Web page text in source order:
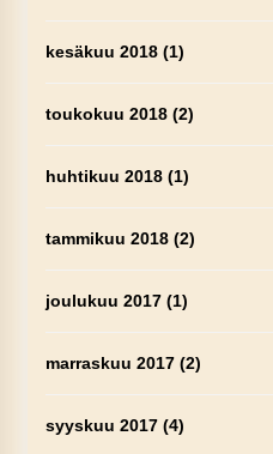
kesäkuu 2018(1)
toukokuu 2018(2)
huhtikuu 2018(1)
tammikuu 2018(2)
joulukuu 2017(1)
marraskuu 2017(2)
syyskuu 2017(4)